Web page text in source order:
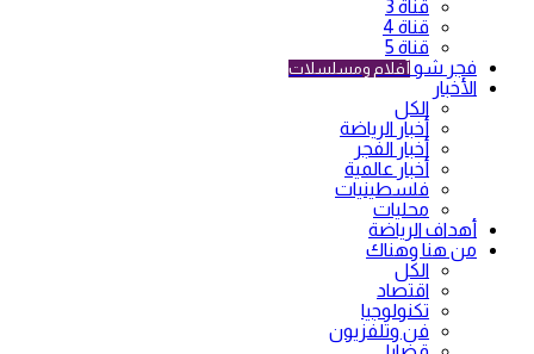
قناة 3
قناة 4
قناة 5
فجر شو أفلام ومسلسلات
الأخبار
الكل
أخبار الرياضة
أخبار الفجر
أخبار عالمية
فلسطينيات
محليات
أهداف الرياضة
من هنا وهناك
الكل
اقتصاد
تكنولوجيا
فن وتلفزيون